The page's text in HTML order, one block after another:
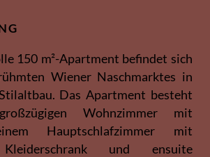
150 m²-Apartment befindet sich
Wiener Naschmarktes in
Das Apartment besteht
Wohnzimmer mit
Hauptschlafzimmer mit
Kleiderschrank und ensuite